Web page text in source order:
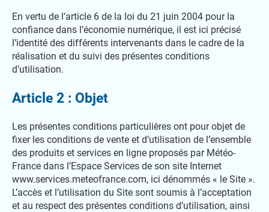
En vertu de l’article 6 de la loi du 21 juin 2004 pour la
confiance dans l’économie numérique, il est ici précisé
l’identité des différents intervenants dans le cadre de la
réalisation et du suivi des présentes conditions
d’utilisation.
Article 2 : Objet
Les présentes conditions particulières ont pour objet de
fixer les conditions de vente et d’utilisation de l’ensemble
des produits et services en ligne proposés par Météo-
France dans l’Espace Services de son site Internet
www.services.meteofrance.com, ici dénommés « le Site ».
L’accès et l’utilisation du Site sont soumis à l’acceptation
et au respect des présentes conditions d’utilisation, ainsi